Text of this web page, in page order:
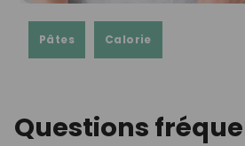
Pâtes Calorie
Questions